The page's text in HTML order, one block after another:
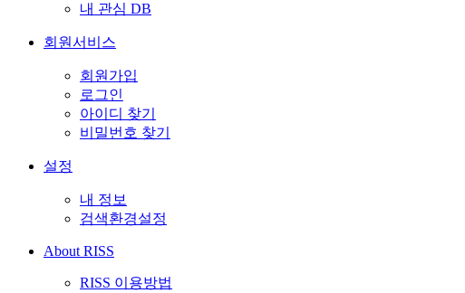
내 관심 DB
회원서비스
회원가입
로그인
아이디 찾기
비밀번호 찾기
설정
내 정보
검색환경설정
About RISS
RISS 이용방법